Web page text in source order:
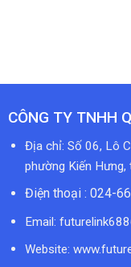
CÔNG TY TNHH
Địa chỉ: Số 06, Lô
phường Kiến Hưng,
Điện thoại : 024-
Email:
Website: